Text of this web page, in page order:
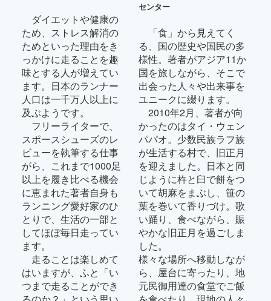
ダイエットや健康の
ため、ストレス解消の
ためといった理由をき
っかけに走ることを趣
味とする人が増えてい
ます。日本のランナー
人口は一千万人以上に
及ぶようです。
フリーライターで、
スポースシューズのレ
ビューを執筆する仕事
がら、これまで1000足
以上を履き比べる機会
に恵まれた著者自身も
ランニング愛好家のひ
とりで、生活の一部と
してほぼ毎日走ってい
ます。
走ることは楽しめて
はいますが、ふと「い
つまで走ることができ
センター
「食」から見えてく
る、国の歴史や国民の多
様性。著者がアジア11か
国を旅しながら、そこで
出会った人々や出来事を
ユニークに綴ります。
2010年2月、著者が向
かったのはタイ・ウェン
パパオ。少数民族ラフ族
が生活する村で、旧正月
を迎えました。日本と同
じように杵と臼で餅をつ
いて胡麻をまぶし、笹の
葉を巻いて香りづけ。歌
い踊り、食べながら、賑
やかな旧正月を過ごしま
した。
様々な場所へ移動しなが
ら、屋台に寄ったり、地
元民御用達の食堂でご飯